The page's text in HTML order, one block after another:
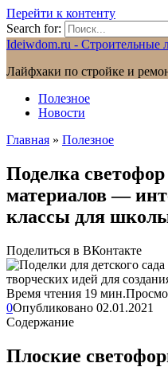
Перейти к контенту
Search for:
Ideiwdom.ru - Строительные
Лайфхаки по стройке и
Полезное
Новости
Главная » Полезное
Поделка
материалов —
классы для школы
Поделиться в ВКонтакте
Время чтения 19 мин.
0Опубликовано 02.01.2021
Содержание
Плоские